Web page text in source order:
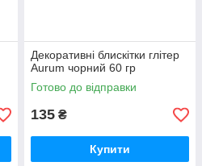
Декоративні блискітки глітер
Aurum чорний 60 гр
Готово до відправки
135 ₴
Купити